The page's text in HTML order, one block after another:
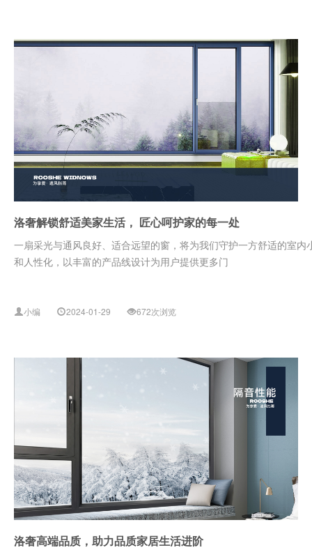
洛奢解锁舒适美家生活， 匠心呵护家的每一处
一扇采光与通风良好、适合远望的窗，将为我们守护一方舒适的室
和人性化，以丰富的产品线设计为用户提供更多门
小编 2024-01-29 672次浏览
洛奢高端品质，助力品质家居生活进阶